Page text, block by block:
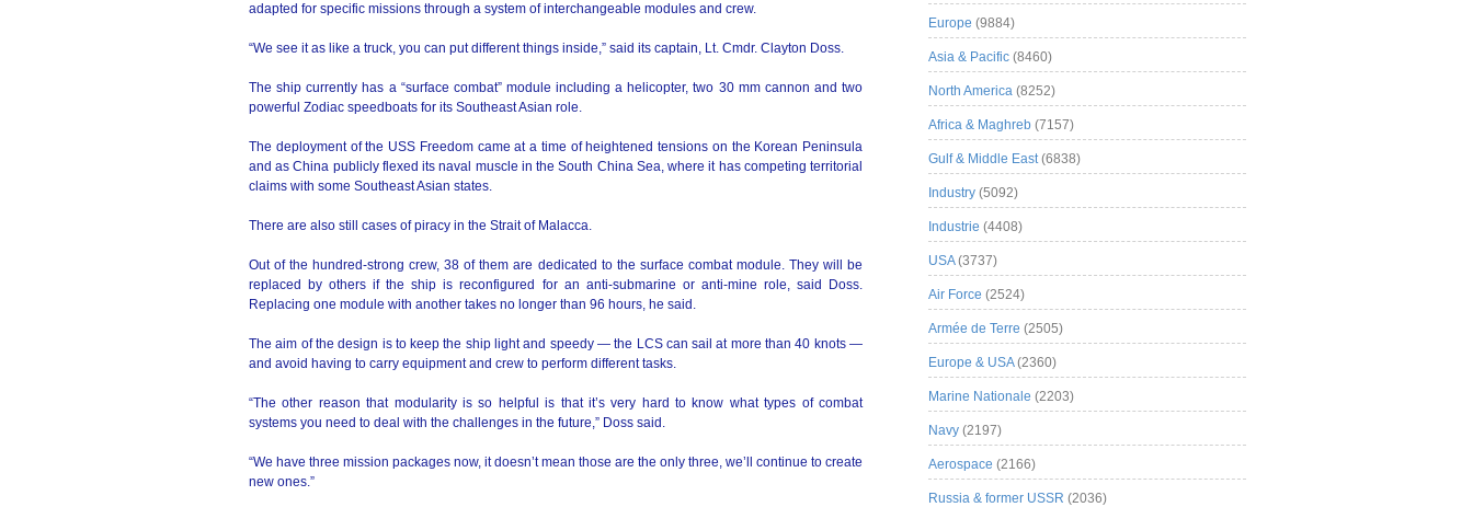
adapted for specific missions through a system of interchangeable modules and crew.
“We see it as like a truck, you can put different things inside,” said its captain, Lt. Cmdr. Clayton Doss.
The ship currently has a “surface combat” module including a helicopter, two 30 mm cannon and two
powerful Zodiac speedboats for its Southeast Asian role.
The deployment of the USS Freedom came at a time of heightened tensions on the Korean Peninsula
and as China publicly flexed its naval muscle in the South China Sea, where it has competing territorial
claims with some Southeast Asian states.
There are also still cases of piracy in the Strait of Malacca.
Out of the hundred-strong crew, 38 of them are dedicated to the surface combat module. They will be
replaced by others if the ship is reconfigured for an anti-submarine or anti-mine role, said Doss.
Replacing one module with another takes no longer than 96 hours, he said.
The aim of the design is to keep the ship light and speedy — the LCS can sail at more than 40 knots —
and avoid having to carry equipment and crew to perform different tasks.
“The other reason that modularity is so helpful is that it’s very hard to know what types of combat
systems you need to deal with the challenges in the future,” Doss said.
“We have three mission packages now, it doesn’t mean those are the only three, we’ll continue to create
new ones.”
Europe (9884)
Asia & Pacific (8460)
North America (8252)
Africa & Maghreb (7157)
Gulf & Middle East(6838)
Industry (5092)
Industrie (4408)
USA(3737)
Air Force (2524)
Armée de Terre (2505)
Europe & USA(2360)
Marine Nationale (2203)
Navy (2197)
Aerospace (2166)
Russia & former USSR (2036)